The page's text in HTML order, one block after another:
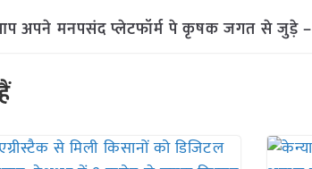
अपने मनपसंद प्लेटफॉर्म पे कृषक जगत से जुड़े –